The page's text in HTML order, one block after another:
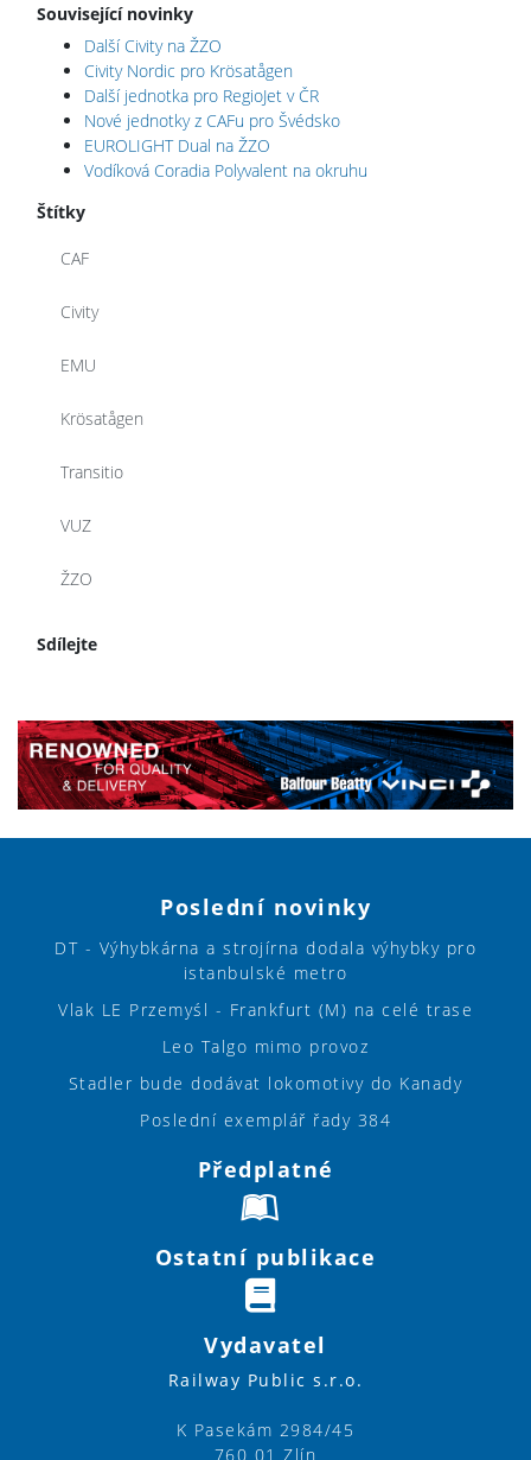
Související novinky
Další Civity na ŽZO
Civity Nordic pro Krösatågen
Další jednotka pro RegioJet v ČR
Nové jednotky z CAFu pro Švédsko
EUROLIGHT Dual na ŽZO
Vodíková Coradia Polyvalent na okruhu
Štítky
CAF
Civity
EMU
Krösatågen
Transitio
VUZ
ŽZO
Sdílejte
Poslední novinky
DT - Výhybkárna a strojírna dodala výhybky pro
istanbulské metro
Vlak LE Przemyśl - Frankfurt (M) na celé trase
Leo Talgo mimo provoz
Stadler bude dodávat lokomotivy do Kanady
Poslední exemplář řady 384
Předplatné
Ostatní publikace
Vydavatel
Railway Public s.r.o.
K Pasekám 2984/45
760 01 Zlín